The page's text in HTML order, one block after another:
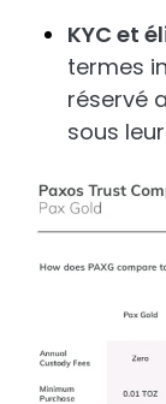
KYC et
termes
réservé
sous